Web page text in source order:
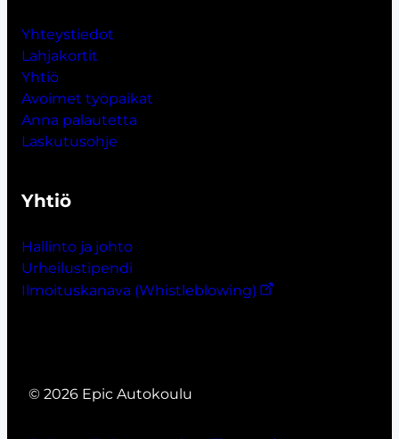
Yhteystiedot
Lahjakortit
Yhtiö
Avoimet työpaikat
Anna palautetta
Laskutusohje
Yhtiö
Hallinto ja johto
Urheilustipendi
Ilmoituskanava (Whistleblowing)
© 2026 Epic Autokoulu